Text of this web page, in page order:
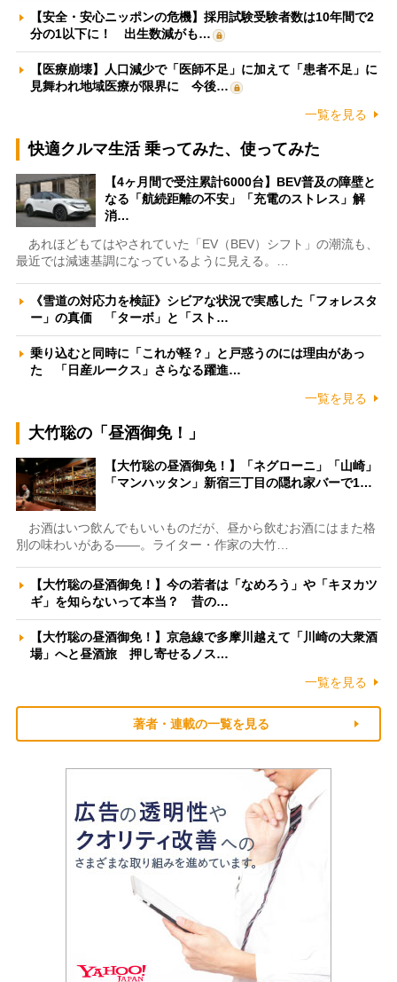
【安全・安心ニッポンの危機】採用試験受験者数は10年間で2
分の1以下に！ 出生数減がも…
【医療崩壊】人口減少で「医師不足」に加えて「患者不足」に
見舞われ地域医療が限界に 今後…
一覧を見る
快適クルマ生活 乗ってみた、使ってみた
【4ヶ月間で受注累計6000台】BEV普及の障壁と
なる「航続距離の不安」「充電のストレス」解
消…
あれほどもてはやされていた「EV（BEV）シフト」の潮流も、
最近では減速基調になっているように見える。…
《雪道の対応力を検証》シビアな状況で実感した「フォレスタ
ー」の真価 「ターボ」と「スト…
乗り込むと同時に「これが軽？」と戸惑うのには理由があっ
た 「日産ルークス」さらなる躍進…
一覧を見る
大竹聡の「昼酒御免！」
【大竹聡の昼酒御免！】「ネグローニ」「山崎」
「マンハッタン」新宿三丁目の隠れ家バーで1…
お酒はいつ飲んでもいいものだが、昼から飲むお酒にはまた格
別の味わいがある――。ライター・作家の大竹…
【大竹聡の昼酒御免！】今の若者は「なめろう」や「キヌカツ
ギ」を知らないって本当？ 昔の…
【大竹聡の昼酒御免！】京急線で多摩川越えて「川崎の大衆酒
場」へと昼酒旅 押し寄せるノス…
一覧を見る
著者・連載の一覧を見る